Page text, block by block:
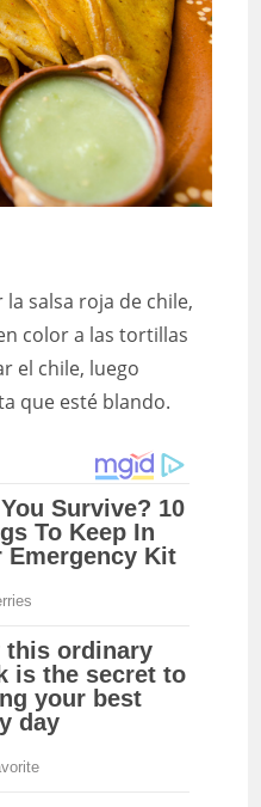
salsa roja de chile,
color a las tortillas
el chile, luego
que esté blando.